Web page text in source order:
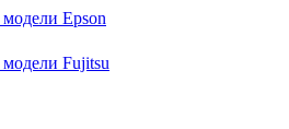
Epson
Fujitsu